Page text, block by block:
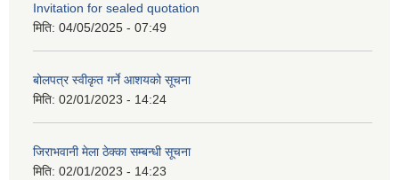
Invitation for sealed quotation
मिति: 04/05/2025 - 07:49
बोलपत्र स्वीकृत गर्ने आशयको सूचना
मिति: 02/01/2023 - 14:24
जिराभवानी मेला ठेक्का सम्बन्धी सूचना
मिति: 02/01/2023 - 14:23